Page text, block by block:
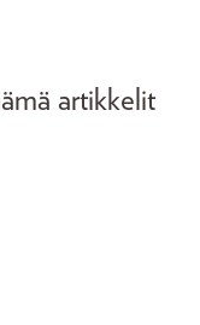
artikkelit